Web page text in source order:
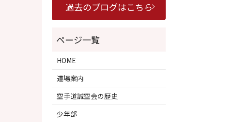
過去のブログはこちら
HOME
道場案内
空手道誠空会の歴史
少年部